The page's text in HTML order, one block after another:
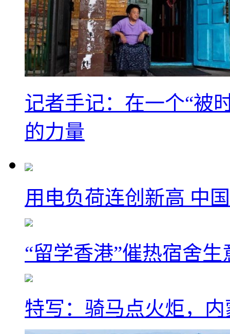
记者手记：在一个“被
的力量
用电负荷连创新高 中
“留学香港”催热宿舍
特写：骑马点火炬，